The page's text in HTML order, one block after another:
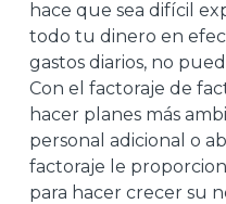
hace que sea difícil
todo tu dinero en
gastos diarios, no
Con el factoraje de
hacer planes más
personal adicional o
factoraje le
para hacer crecer su